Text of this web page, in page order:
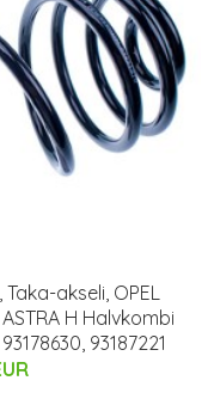
akseli, OPEL
ASTRA H Halvkombi
93187221